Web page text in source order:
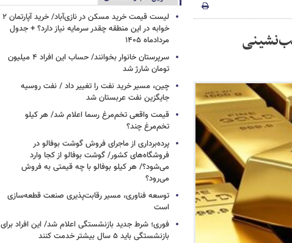
لیست قیمت خرید مسکن در نازی‌آباد/ خرید آپارتمان ۲
خوابه در این منطقه چقدر سرمایه نیاز دارد؟ + جدول
مردادماه ۱۴۰۵
سرپرستان خانوار بخوانند/ حساب این افراد ۴ میلیون
تومان شارژ شد
چین، مسیر خرید نفت را تغییر داد / نفت روسیه
جایگزین نفت عربستان شد
قیمت واقعی تخم‌مرغ رسما اعلام شد/ هر کیلو
تخم‌مرغ چند؟
پرده‌برداری از ماجرای فروش گوشت بوفالو در
فروشگاه‌های کشور/ گوشت بوفالو از کجا وارد
می‌شود؟/ هر کیلو بوفالو با چه قیمتی به فروش
می‌رود؟
توسعه فناوری، مسیر رقابت‌پذیری صنعت قطعه‌سازی
است
فوری؛ شرط جدید بازنشستگی اعلام شد/ این افراد برای
بازنشستگی باید ۵ سال بیشتر خدمت کنند